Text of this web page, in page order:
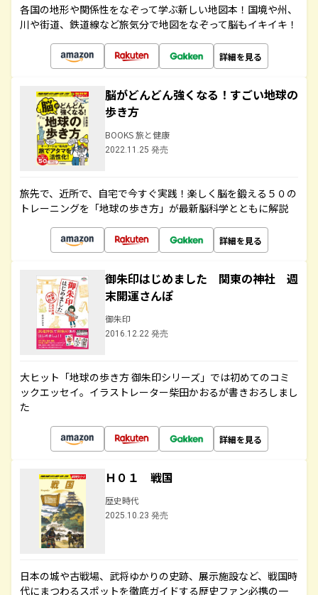
各国の地形や関係性をなぞって学ぶ新しい地図本！国境や州、
川や街道、鉄道線など旅気分で地図をなぞって脳もイキイキ！
詳細を見る
脳がどんどん強くなる！すごい地球の
歩き方
BOOKS 旅と健康
2022.11.25 発売
旅先で、近所で、自宅で今すぐ実践！楽しく脳を鍛える５０の
トレーニングを「地球の歩き方」が最新脳科学とともに解説
詳細を見る
御朱印はじめました 関東の神社 週
末開運さんぽ
御朱印
2016.12.22 発売
大ヒット「地球の歩き方 御朱印シリーズ」では初めてのコミ
ックエッセイ。イラストレーター柴田かおるが書きおろしまし
た
詳細を見る
Ｈ０１ 戦国
歴史時代
2025.10.23 発売
日本の城や古戦場、武将ゆかりの史跡、展示施設など、戦国時
代にまつわるスポットを徹底ガイドする歴史ファン必携の一